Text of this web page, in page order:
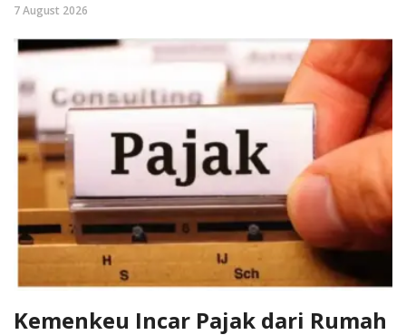
7 August 2026
Kemenkeu Incar Pajak dari Rumah